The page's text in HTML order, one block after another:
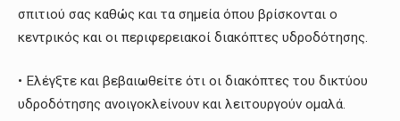
σπιτιού σας καθώς και τα σημεία όπου βρίσκονται ο
κεντρικός και οι περιφερειακοί διακόπτες υδροδότησης.
• Ελέγξτε και βεβαιωθείτε ότι οι διακόπτες του δικτύου
υδροδότησης ανοιγοκλείνουν και λειτουργούν ομαλά.